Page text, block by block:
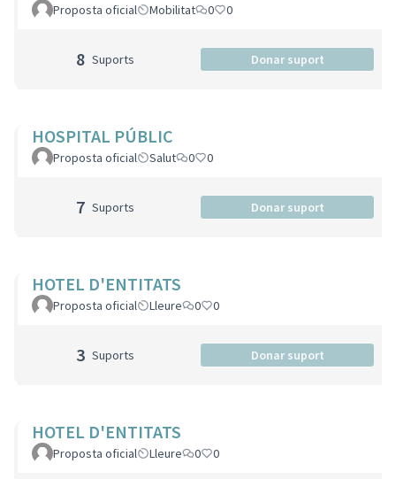
Proposta oficial Mobilitat 0 0
8 Suports Donar suport
HOSPITAL PÚBLIC
Proposta oficial Salut 0 0
7 Suports Donar suport
HOTEL D'ENTITATS
Proposta oficial Lleure 0 0
3 Suports Donar suport
HOTEL D'ENTITATS
Proposta oficial Lleure 0 0